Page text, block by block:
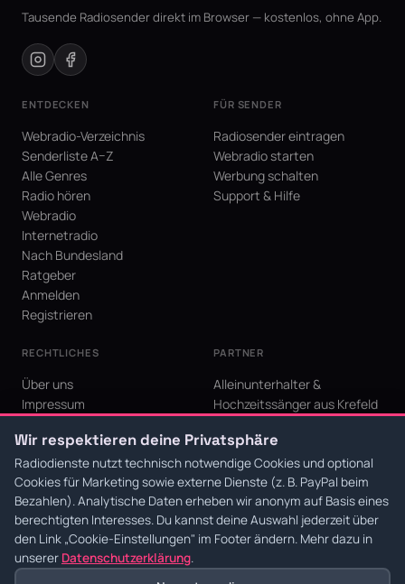
Tausende Radiosender direkt im Browser — kostenlos, ohne App.
ENTDECKEN
Webradio-Verzeichnis
Senderliste A–Z
Alle Genres
Radio hören
Webradio
Internetradio
Nach Bundesland
Ratgeber
Anmelden
Registrieren
FÜR SENDER
Radiosender eintragen
Webradio starten
Werbung schalten
Support & Hilfe
RECHTLICHES
Über uns
Impressum
AGB
Cookie-Einstellungen
PARTNER
Alleinunterhalter &
Hochzeitssänger aus Krefeld
Krefeld für den Niederrhein
© 2026 Radiodienste. Alle Rechte vorbehalten.·Datenschutz·AGB·
Impressum
Wir respektieren deine Privatsphäre
Radiodienste nutzt technisch notwendige Cookies und optional
Cookies für Marketing sowie externe Dienste (z. B. PayPal beim
Bezahlen). Analytische Daten erheben wir anonym auf Basis eines
berechtigten Interesses. Du kannst deine Auswahl jederzeit über
den Link „Cookie-Einstellungen" im Footer ändern. Mehr dazu in
unserer Datenschutzerklärung.